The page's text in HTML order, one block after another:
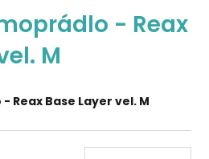
- Reax
M
Base Layer vel. M